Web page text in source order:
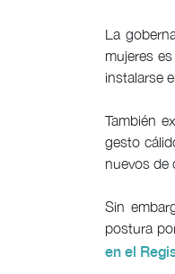
La
mujeres
instalarse
También
gesto
nuevos de
Sin
postura
en el